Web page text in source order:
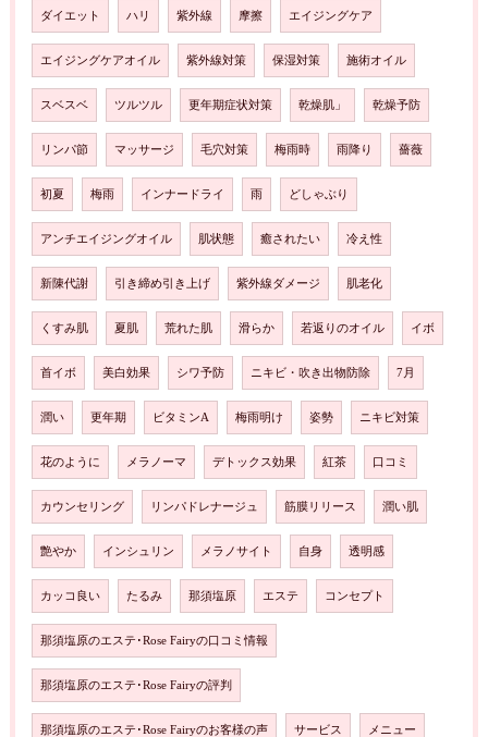
ダイエット ハリ 紫外線 摩擦 エイジングケア
エイジングケアオイル 紫外線対策 保湿対策 施術オイル
スベスベ ツルツル 更年期症状対策 乾燥肌」 乾燥予防
リンパ節 マッサージ 毛穴対策 梅雨時 雨降り 薔薇
初夏 梅雨 インナードライ 雨 どしゃぶり
アンチエイジングオイル 肌状態 癒されたい 冷え性
新陳代謝 引き締め引き上げ 紫外線ダメージ 肌老化
くすみ肌 夏肌 荒れた肌 滑らか 若返りのオイル イボ
首イボ 美白効果 シワ予防 ニキビ・吹き出物防除 7月
潤い 更年期 ビタミンA 梅雨明け 姿勢 ニキビ対策
花のように メラノーマ デトックス効果 紅茶 口コミ
カウンセリング リンパドレナージュ 筋膜リリース 潤い肌
艶やか インシュリン メラノサイト 自身 透明感
カッコ良い たるみ 那須塩原 エステ コンセプト
那須塩原のエステ･Rose Fairyの口コミ情報
那須塩原のエステ･Rose Fairyの評判
那須塩原のエステ･Rose Fairyのお客様の声 サービス メニュー